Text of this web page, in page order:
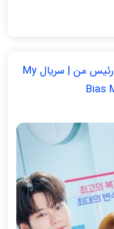
دانلود سریال کره ای بایس من رئیس من | سریال My
Bias